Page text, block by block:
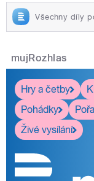
Všechny díly
mujRozhlas
Hry a četby
Pohádky
Živé vysílání